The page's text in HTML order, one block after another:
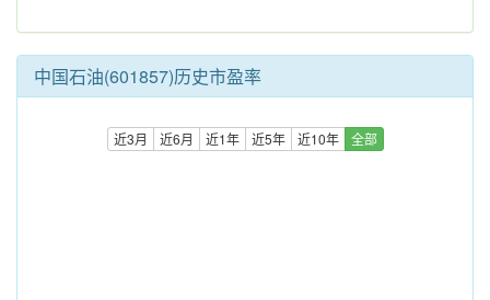
中国石油(601857)历史市盈率
近3月 近6月 近1年 近5年 近10年 全部